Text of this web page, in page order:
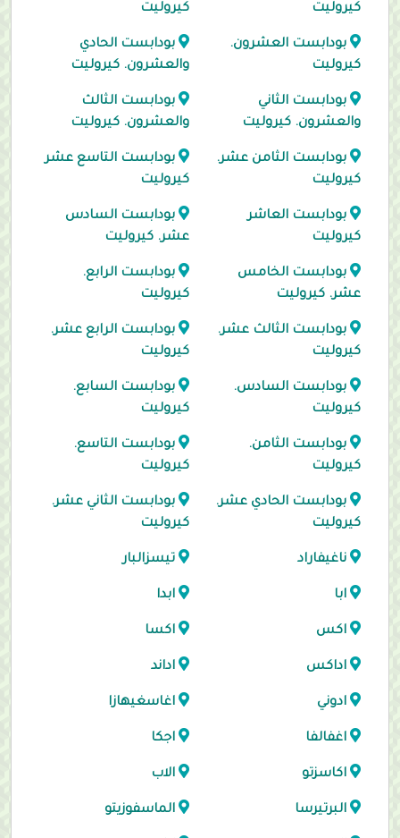
كيروليت
كيروليت
بودابست العشرون.
كيروليت
بودابست الحادي
والعشرون. كيروليت
بودابست الثاني
والعشرون. كيروليت
بودابست الثالث
والعشرون. كيروليت
بودابست الثامن عشر.
كيروليت
بودابست التاسع عشر
كيروليت
بودابست العاشر
كيروليت
بودابست السادس
عشر. كيروليت
بودابست الخامس
عشر. كيروليت
بودابست الرابع.
كيروليت
بودابست الثالث عشر.
كيروليت
بودابست الرابع عشر.
كيروليت
بودابست السادس.
كيروليت
بودابست السابع.
كيروليت
بودابست الثامن.
كيروليت
بودابست التاسع.
كيروليت
بودابست الحادي عشر.
كيروليت
بودابست الثاني عشر.
كيروليت
ناغيفاراد تيسزالبار
ابا ابدا
اكس اكسا
اداكس اداند
ادوني اغاسغيهازا
اغفالفا اجكا
اكاسزتو الاب
البرتيرسا الماسفوزيتو